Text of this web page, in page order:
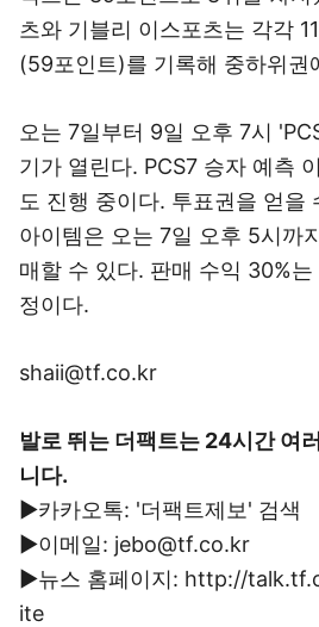
츠와 기블리 이스포츠는 각각
(59포인트)를 기록해 중하위권
오는 7일부터 9일 오후 7시
기가 열린다. PCS7 승자 예측
도 진행 중이다. 투표권을 얻을
아이템은 오는 7일 오후 5시까
매할 수 있다. 판매 수익 30%
정이다.
shaii@tf.co.kr
발로 뛰는 더팩트는 24시간 여
니다.
▶카카오톡: '더팩트제보' 검색
▶이메일: jebo@tf.co.kr
▶뉴스 홈페이지: http://
ite